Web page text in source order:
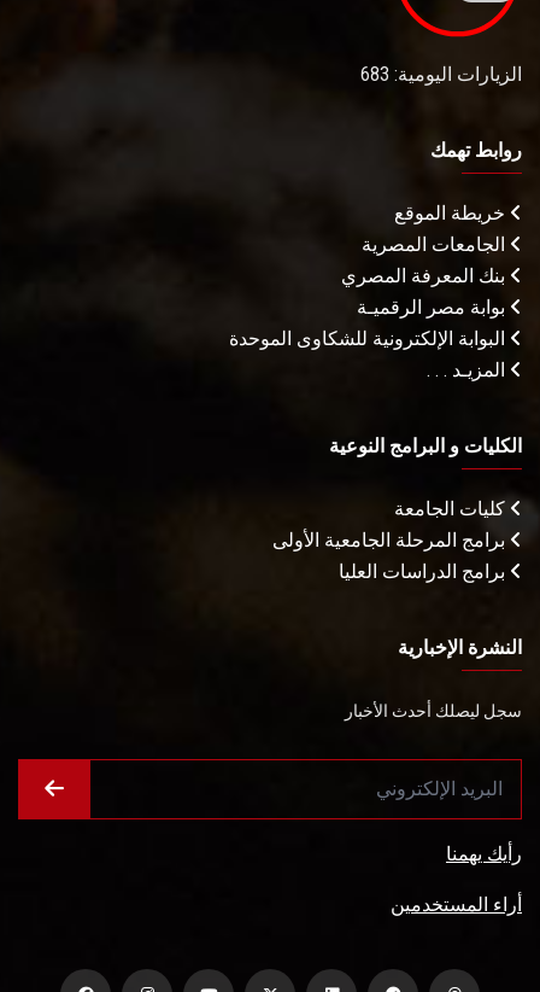
الزيارات اليومية: 683
روابط تهمك
خريطة الموقع
الجامعات المصرية
بنك المعرفة المصري
بوابة مصر الرقميـة
البوابة الإلكترونية للشكاوى الموحدة
المزيـد . . .
الكليات و البرامج النوعية
كليات الجامعة
برامج المرحلة الجامعية الأولى
برامج الدراسات العليا
النشرة الإخبارية
سجل ليصلك أحدث الأخبار
رأيك يهمنا
أراء المستخدمين